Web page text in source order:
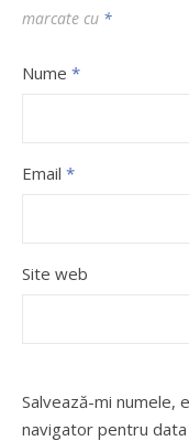
marcate cu *
Nume *
Email *
Site web
Salvează-mi numele,
navigator pentru